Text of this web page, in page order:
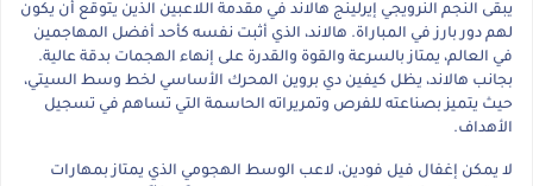
يبقى النجم النرويجي إيرلينج هالاند في مقدمة اللاعبين الذين يتوقع أن يكون
لهم دور بارز في المباراة. هالاند، الذي أثبت نفسه كأحد أفضل المهاجمين
في العالم، يمتاز بالسرعة والقوة والقدرة على إنهاء الهجمات بدقة عالية.
بجانب هالاند، يظل كيفين دي بروين المحرك الأساسي لخط وسط السيتي،
حيث يتميز بصناعته للفرص وتمريراته الحاسمة التي تساهم في تسجيل
الأهداف.
لا يمكن إغفال فيل فودين، لاعب الوسط الهجومي الذي يمتاز بمهارات